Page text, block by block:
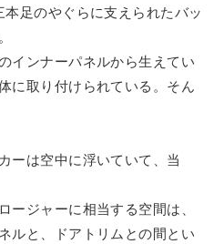
足のやぐらに支えられたバッ
インナーパネルから生えてい
に取り付けられている。そん
ーは空中に浮いていて、当
ージャーに相当する空間は、
ルと、ドアトリムとの間とい